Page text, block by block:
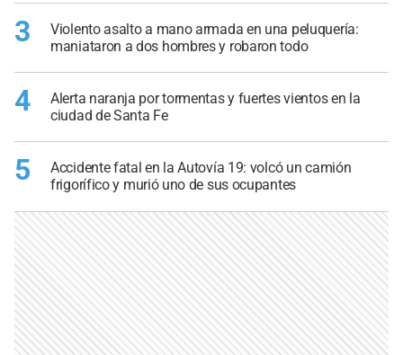
3
Violento asalto a mano armada en una peluquería:
maniataron a dos hombres y robaron todo
4
Alerta naranja por tormentas y fuertes vientos en la
ciudad de Santa Fe
5
Accidente fatal en la Autovía 19: volcó un camión
frigorífico y murió uno de sus ocupantes